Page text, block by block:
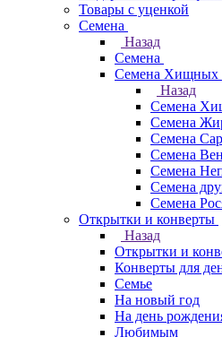
Товары с уценкой
Семена
Назад
Семена
Семена Хищных
Назад
Семена
Семена
Семена
Семена
Семена
Семена
Семена
Открытки и конверты
Назад
Открытки и
Конверты для
Семье
На новый год
На день
Любимым